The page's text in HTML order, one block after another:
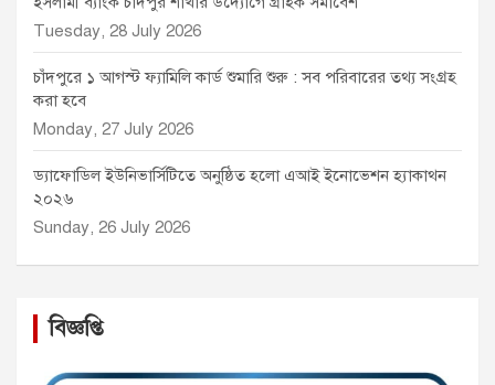
Tuesday, 28 July 2026
চাঁদপুরে ১ আগস্ট ফ্যামিলি কার্ড শুমারি শুরু : সব পরিবারের তথ্য সংগ্রহ
করা হবে
Monday, 27 July 2026
ড্যাফোডিল ইউনিভার্সিটিতে অনুষ্ঠিত হলো এআই ইনোভেশন হ্যাকাথন
২০২৬
Sunday, 26 July 2026
বিজ্ঞপ্তি